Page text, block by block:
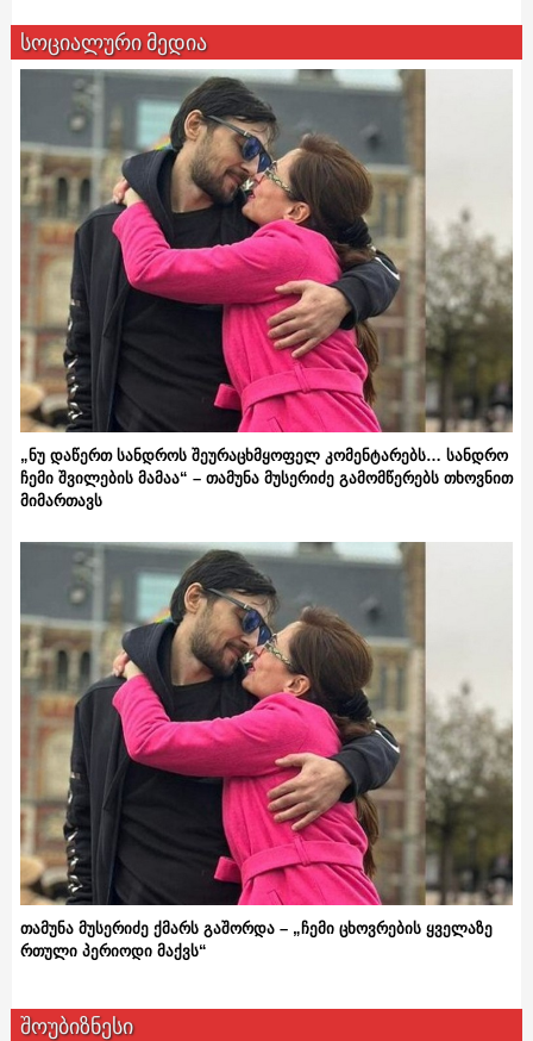
სოციალური მედია
„ნუ დაწერთ სანდროს შეურაცხმყოფელ კომენტარებს… სანდრო
ჩემი შვილების მამაა“ – თამუნა მუსერიძე გამომწერებს თხოვნით
მიმართავს
თამუნა მუსერიძე ქმარს გაშორდა – „ჩემი ცხოვრების ყველაზე
რთული პერიოდი მაქვს“
შოუბიზნესი